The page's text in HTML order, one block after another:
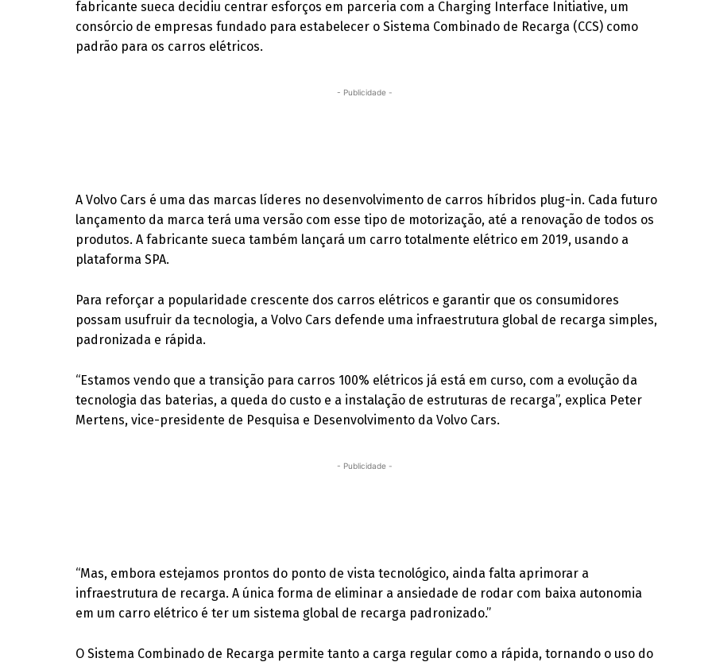
fabricante sueca decidiu centrar esforços em parceria com a Charging Interface Initiative, um
consórcio de empresas fundado para estabelecer o Sistema Combinado de Recarga (CCS) como
padrão para os carros elétricos.
- Publicidade -
A Volvo Cars é uma das marcas líderes no desenvolvimento de carros híbridos plug-in. Cada futuro
lançamento da marca terá uma versão com esse tipo de motorização, até a renovação de todos os
produtos. A fabricante sueca também lançará um carro totalmente elétrico em 2019, usando a
plataforma SPA.
Para reforçar a popularidade crescente dos carros elétricos e garantir que os consumidores
possam usufruir da tecnologia, a Volvo Cars defende uma infraestrutura global de recarga simples,
padronizada e rápida.
“Estamos vendo que a transição para carros 100% elétricos já está em curso, com a evolução da
tecnologia das baterias, a queda do custo e a instalação de estruturas de recarga”, explica Peter
Mertens, vice-presidente de Pesquisa e Desenvolvimento da Volvo Cars.
- Publicidade -
“Mas, embora estejamos prontos do ponto de vista tecnológico, ainda falta aprimorar a
infraestrutura de recarga. A única forma de eliminar a ansiedade de rodar com baixa autonomia
em um carro elétrico é ter um sistema global de recarga padronizado.”
O Sistema Combinado de Recarga permite tanto a carga regular como a rápida, tornando o uso do